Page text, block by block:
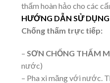
thấm hoàn hảo cho các
HƯỚNG DẪN SỬ DỤNG
Chống thấm trực tiếp:
– SƠN CHỐNG THẤM
nước)
– Pha xi măng với nước.